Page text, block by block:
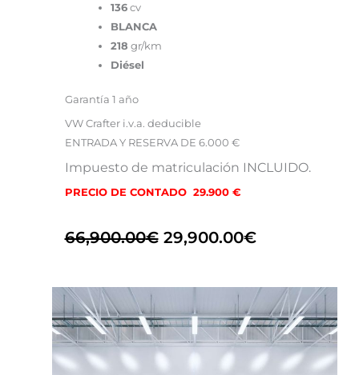
136cv
BLANCA
218 gr/km
Diésel
Garantía 1 año
VW Crafter i.v.a. deducible
ENTRADA Y RESERVA DE 6.000 €
Impuesto de matriculación INCLUIDO.
PRECIO DE CONTADO 29.900 €
66,900.00€ 29,900.00€
precio
original
era:
El
precio
actual
es: